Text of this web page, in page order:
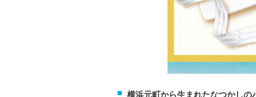
横浜元町から生まれたなつかしの